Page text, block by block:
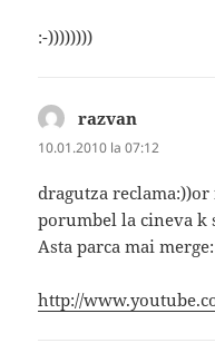
:-))))))))
razvan
10.01.2010 la 07:12
dragutza
porumbel la cineva k
Asta parca mai merge:
http://